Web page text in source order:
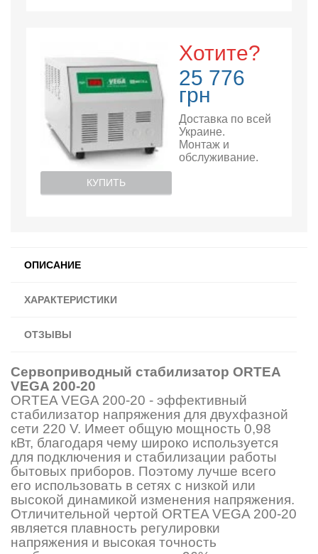
Хотите?
25 776
грн
Доставка по всей
Украине.
Монтаж и
обслуживание.
КУПИТЬ
ОПИСАНИЕ
ХАРАКТЕРИСТИКИ
ОТЗЫВЫ
Сервоприводный стабилизатор ORTEA
VEGA 200-20
ORTEA VEGA 200-20 - эффективный
стабилизатор напряжения для двухфазной
сети 220 V. Имеет общую мощность 0,98
кВт, благодаря чему широко используется
для подключения и стабилизации работы
бытовых приборов. Поэтому лучше всего
его использовать в сетях с низкой или
высокой динамикой изменения напряжения.
Отличительной чертой ORTEA VEGA 200-20
является плавность регулировки
напряжения и высокая точность